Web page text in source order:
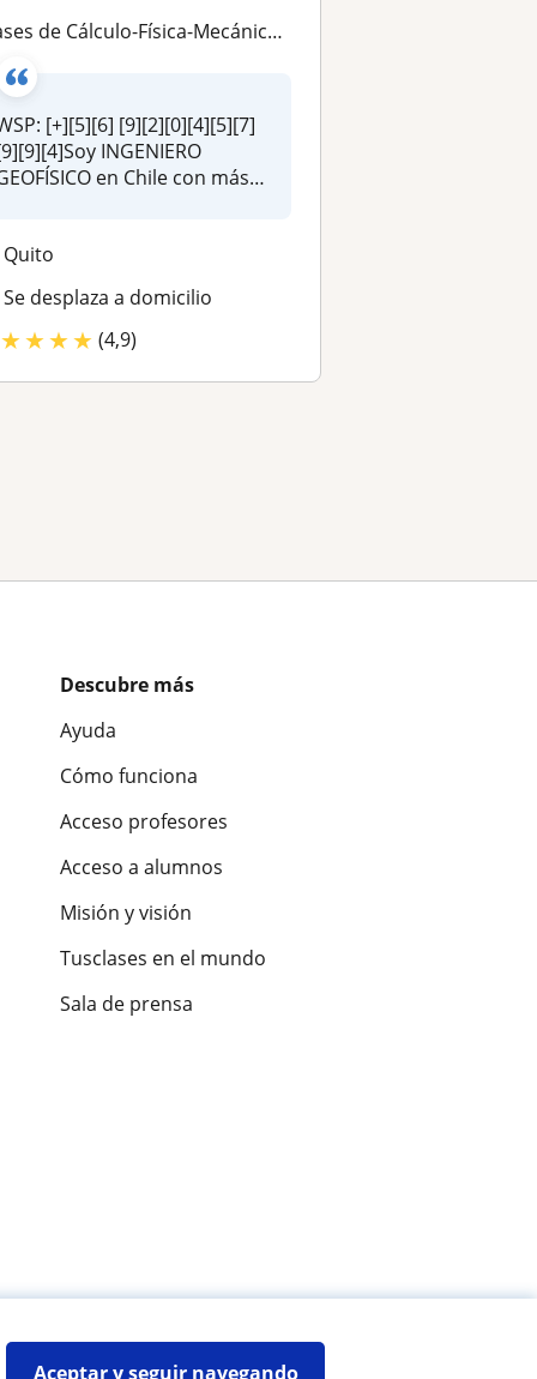
Aceptar y seguir navegando
de Cálculo-Física-Mecánica-Álgebra-Fluidos-Termodinámica-EDO
[+][5][6] [9][2][0][4][5][7]
INGENIERO
en Chile con más
Quito
Se desplaza a domicilio
★★★★ (4,9)
Descubre más
Ayuda
Cómo funciona
Acceso profesores
Acceso a alumnos
Misión y visión
Tusclases en el mundo
Sala de prensa